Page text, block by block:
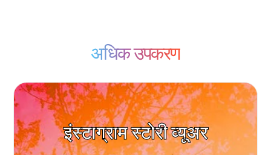
अधिक उपकरण
इंस्टाग्राम स्टोरी व्यूअर